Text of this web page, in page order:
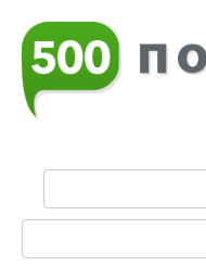
контенту